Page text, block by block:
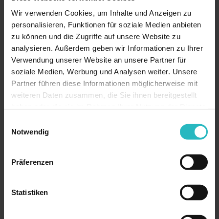
Wir verwenden Cookies, um Inhalte und Anzeigen zu
personalisieren, Funktionen für soziale Medien anbieten
zu können und die Zugriffe auf unsere Website zu
analysieren. Außerdem geben wir Informationen zu Ihrer
Verwendung unserer Website an unsere Partner für
soziale Medien, Werbung und Analysen weiter. Unsere
Partner führen diese Informationen möglicherweise mit
weiteren Daten zusammen, die Sie ihnen bereitgestellt
Notwendig
Präferenzen
Statistiken
u
n
d
R
F
-
M
i
c